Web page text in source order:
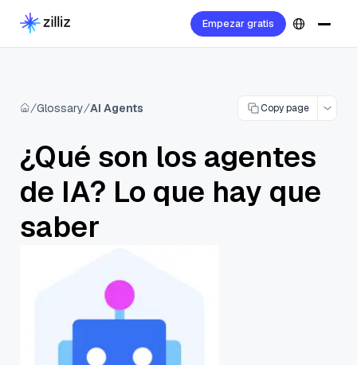
Empezar gratis
Glossary AI Agents Copy page
¿Qué son los agentes
de IA? Lo que hay que
saber